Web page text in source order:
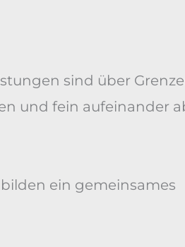
sind über
und fein aufeinander
ein gemeinsames